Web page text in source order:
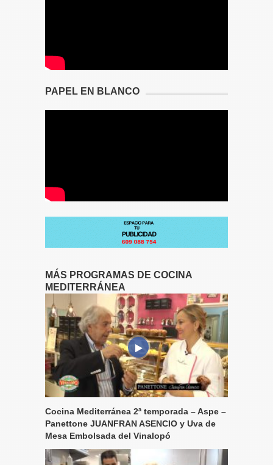
PAPEL EN BLANCO
MÁS PROGRAMAS DE COCINA
MEDITERRÁNEA
Cocina Mediterránea 2ª temporada – Aspe –
Panettone JUANFRAN ASENCIO y Uva de
Mesa Embolsada del Vinalopó